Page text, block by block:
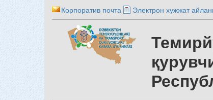
Корпоратив почта Электрон хужжат